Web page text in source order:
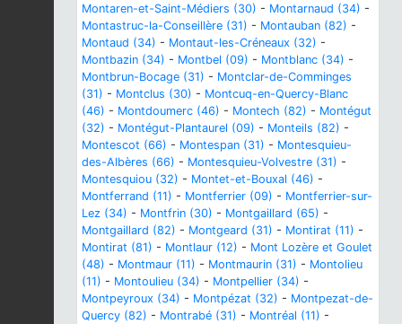
Montaren-et-Saint-Médiers (30) - Montarnaud (34) -
Montastruc-la-Conseillère (31) - Montauban (82) -
Montaud (34) - Montaut-les-Créneaux (32) -
Montbazin (34) - Montbel (09) - Montblanc (34) -
Montbrun-Bocage (31) - Montclar-de-Comminges
(31) - Montclus (30) - Montcuq-en-Quercy-Blanc
(46) - Montdoumerc (46) - Montech (82) - Montégut
(32) - Montégut-Plantaurel (09) - Monteils (82) -
Montescot (66) - Montespan (31) - Montesquieu-
des-Albères (66) - Montesquieu-Volvestre (31) -
Montesquiou (32) - Montet-et-Bouxal (46) -
Montferrand (11) - Montferrier (09) - Montferrier-sur-
Lez (34) - Montfrin (30) - Montgaillard (65) -
Montgaillard (82) - Montgeard (31) - Montirat (11) -
Montirat (81) - Montlaur (12) - Mont Lozère et Goulet
(48) - Montmaur (11) - Montmaurin (31) - Montolieu
(11) - Montoulieu (34) - Montpellier (34) -
Montpeyroux (34) - Montpézat (32) - Montpezat-de-
Quercy (82) - Montrabé (31) - Montréal (11) -